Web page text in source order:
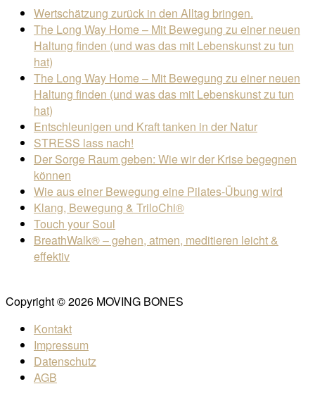
Wertschätzung zurück in den Alltag bringen.
The Long Way Home – Mit Bewegung zu einer neuen
Haltung finden (und was das mit Lebenskunst zu tun
hat)
The Long Way Home – Mit Bewegung zu einer neuen
Haltung finden (und was das mit Lebenskunst zu tun
hat)
Entschleunigen und Kraft tanken in der Natur
STRESS lass nach!
Der Sorge Raum geben: Wie wir der Krise begegnen
können
Wie aus einer Bewegung eine Pilates-Übung wird
Klang, Bewegung & TriloChi®
Touch your Soul
BreathWalk® – gehen, atmen, meditieren leicht &
effektiv
Copyright © 2026 MOVING BONES
Kontakt
Impressum
Datenschutz
AGB